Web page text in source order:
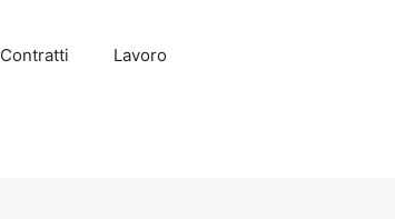
Contratti Lavoro